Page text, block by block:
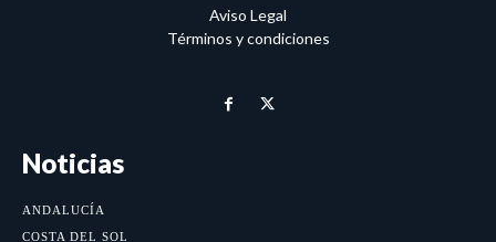
Aviso Legal
Términos y condiciones
Noticias
ANDALUCÍA
COSTA DEL SOL